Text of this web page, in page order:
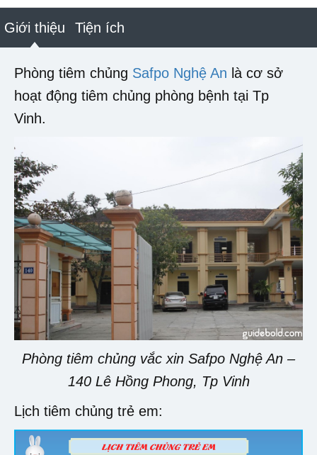
Giới thiệu Tiện ích
Phòng tiêm chủng Safpo Nghệ An là cơ sở
hoạt động tiêm chủng phòng bệnh tại Tp
Vinh.
Phòng tiêm chủng vắc xin Safpo Nghệ An –
140 Lê Hồng Phong, Tp Vinh
Lịch tiêm chủng trẻ em: